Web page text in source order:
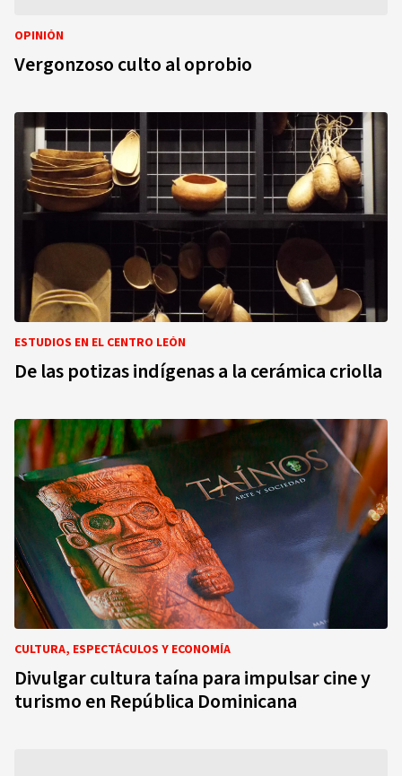
OPINIÓN
Vergonzoso culto al oprobio
ESTUDIOS EN EL CENTRO LEÓN
De las potizas indígenas a la cerámica criolla
CULTURA, ESPECTÁCULOS Y ECONOMÍA
Divulgar cultura taína para impulsar cine y
turismo en República Dominicana